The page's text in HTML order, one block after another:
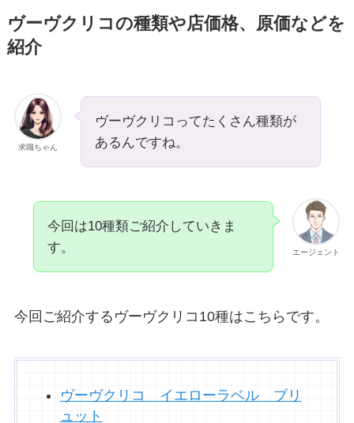
ヴーヴクリコの種類や店価格、原価などを
紹介
求職ちゃん
ヴーヴクリコってたくさん種類が
あるんですね。
エージェント
今回は10種類ご紹介していきま
す。
今回ご紹介するヴーヴクリコ10種はこちらです。
ヴーヴクリコ イエローラベル ブリ
ュット